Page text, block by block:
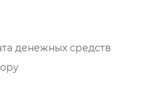
денежных средств